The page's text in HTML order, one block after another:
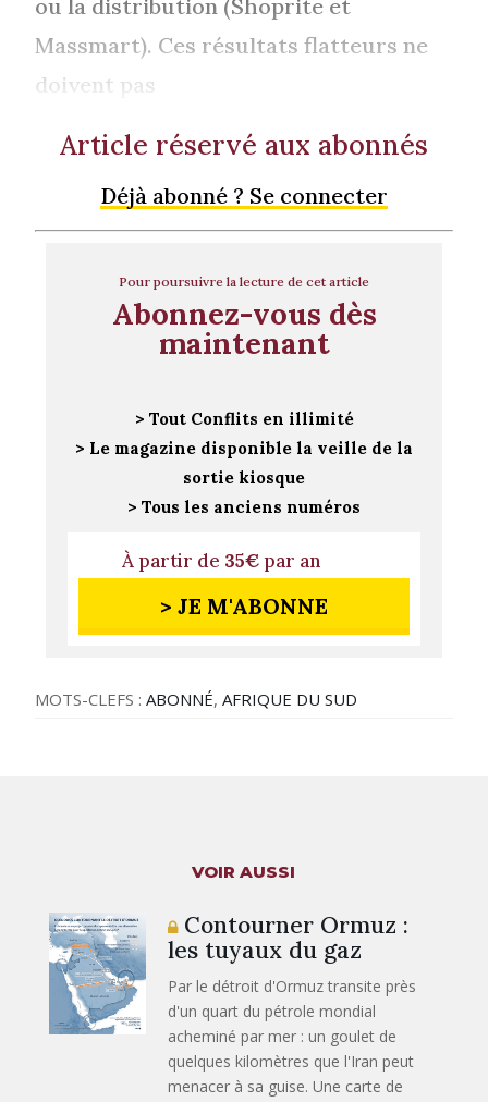
ou la distribution (Shoprite et
Massmart). Ces résultats flatteurs ne
doivent pas
Article réservé aux abonnés
Déjà abonné ? Se connecter
Pour poursuivre la lecture de cet article
Abonnez-vous dès
maintenant
> Tout Conflits en illimité
> Le magazine disponible la veille de la
sortie kiosque
> Tous les anciens numéros
À partir de 35€par an
> JE M'ABONNE
MOTS-CLEFS :ABONNÉ,AFRIQUE DU SUD
VOIR AUSSI
Contourner Ormuz :
les tuyaux du gaz
Par le détroit d'Ormuz transite près
d'un quart du pétrole mondial
acheminé par mer : un goulet de
quelques kilomètres que l'Iran peut
menacer à sa guise. Une carte de